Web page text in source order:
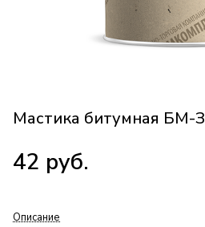
Мастика битумная БМ-З
42 руб.
Описание